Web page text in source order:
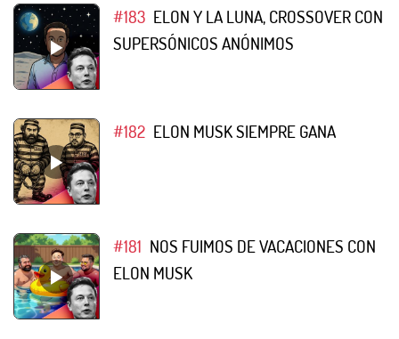
#183 ELON Y LA LUNA, CROSSOVER CON
SUPERSÓNICOS ANÓNIMOS
#182 ELON MUSK SIEMPRE GANA
#181 NOS FUIMOS DE VACACIONES CON
ELON MUSK